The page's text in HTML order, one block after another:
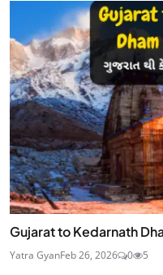
Gujarat to Kedarnath
Yatra GyanFeb 26, 2026 0 5